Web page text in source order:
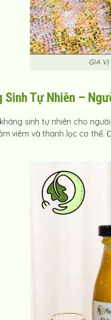
GIA VỊ
Sinh Tự Nhiên –
sinh tự nhiên cho
viêm và thanh lọc cơ